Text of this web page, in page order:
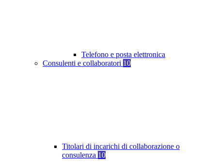
Telefono e posta elettronica
Consulenti e collaboratori 10
Titolari di incarichi di collaborazione o
consulenza 10